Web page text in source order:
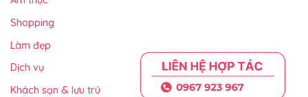
Shopping
Làm đẹp
Dịch vụ
Khách sạn & lưu trú